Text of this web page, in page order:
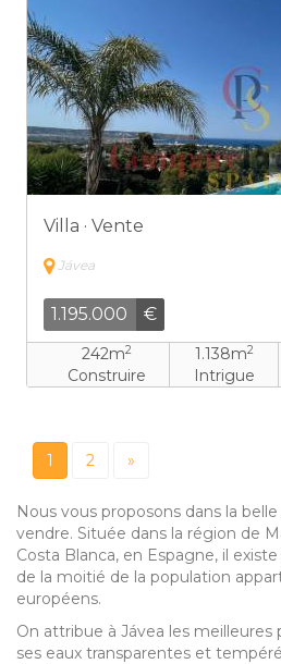
Villa · Vente
Jávea
1.195.000 €
242m2
Construire
1.138m2
Intrigue
1 2 »
Nous vous proposons dans la
vendre. Située dans la région de
Costa Blanca, en Espagne, il
de la moitié de la population
européens.
On attribue à Jávea les meilleures
ses eaux transparentes et